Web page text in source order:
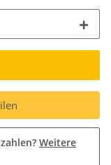
Weitere